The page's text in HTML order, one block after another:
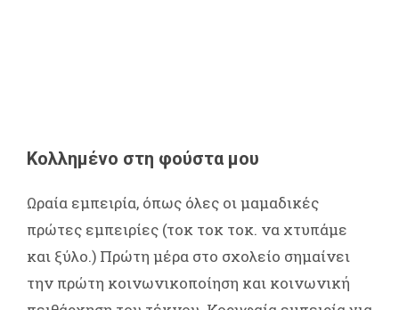
Κολλημένο στη φούστα μου
Ωραία εμπειρία, όπως όλες οι μαμαδικές
πρώτες εμπειρίες (τοκ τοκ τοκ. να χτυπάμε
και ξύλο.) Πρώτη μέρα στο σχολείο σημαίνει
την πρώτη κοινωνικοποίηση και κοινωνική